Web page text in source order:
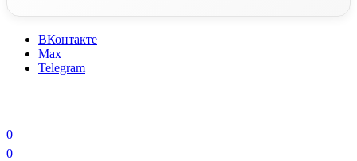
ВКонтакте
Max
Telegram
0
0